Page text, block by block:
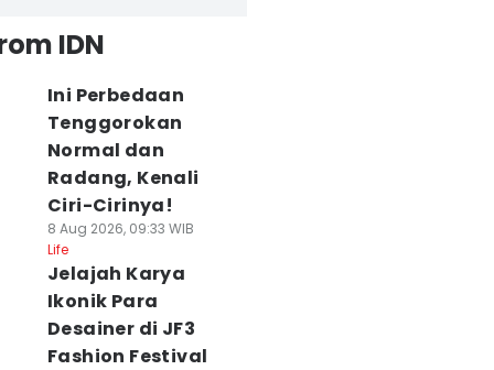
IDN
Ini Perbedaan
Tenggorokan
Normal dan
Radang, Kenali
Ciri-Cirinya!
8 Aug 2026, 09:33 WIB
Life
Jelajah Karya
Ikonik Para
Desainer di JF3
Fashion Festival